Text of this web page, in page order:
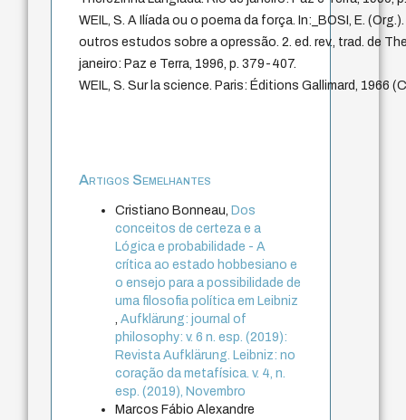
WEIL, S. A Ilíada ou o poema da força. In:_BOSI, E.
outros estudos sobre a opressão. 2. ed. rev., trad. de
janeiro: Paz e Terra, 1996, p. 379-407.
WEIL, S. Sur la science. Paris: Éditions Gallimard, 1966
Artigos Semelhantes
Cristiano Bonneau,Dos
conceitos de certeza e a
Lógica e probabilidade - A
crítica ao estado hobbesiano e
o ensejo para a possibilidade de
uma filosofia política em Leibniz
,Aufklärung: journal of
philosophy: v. 6 n. esp. (2019):
Revista Aufklärung. Leibniz: no
coração da metafísica. v. 4, n.
esp. (2019), Novembro
Marcos Fábio Alexandre